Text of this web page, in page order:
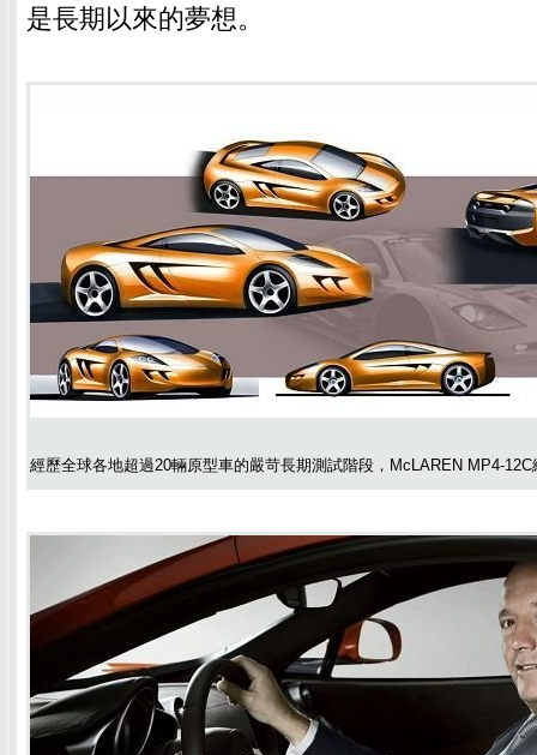
是長期以來的夢想。
經歷全球各地超過20輛原型車的嚴苛長期測試階段，McLAREN MP4-12C